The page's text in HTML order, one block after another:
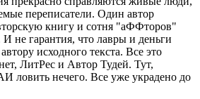
переписатели. Один автор
книгу и сотня "аФФторов"
не гарантия, что лавры и деньги
исходного текста. Все это
ЛитРес и Автор Тудей. Тут,
ловить нечего. Все уже украдено до